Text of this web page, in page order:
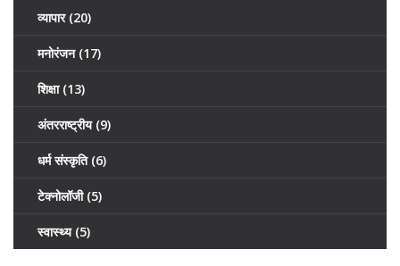
व्यापार (20)
मनोरंजन (17)
शिक्षा (13)
अंतरराष्ट्रीय (9)
धर्म संस्कृति (6)
टेक्नोलॉजी (5)
स्वास्थ्य (5)